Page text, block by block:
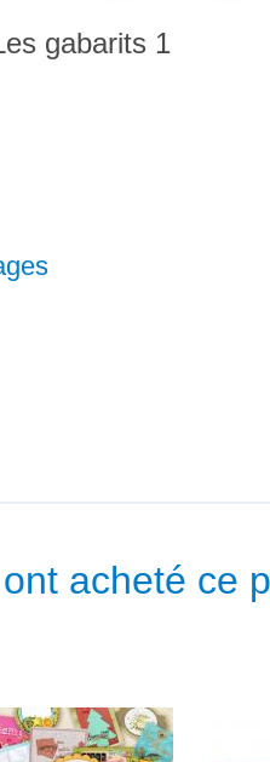
gabarits 1
acheté ce